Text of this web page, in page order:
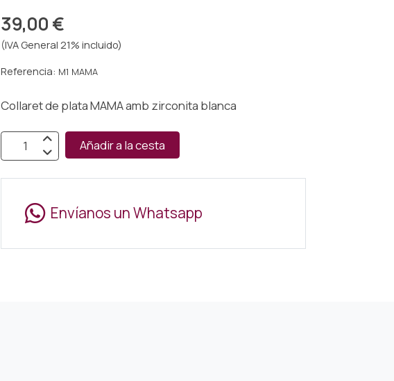
39,00 €
(IVA General 21% incluido)
Referencia: M1 MAMA
Collaret de plata MAMA amb zirconita blanca
Añadir a la cesta
Envíanos un Whatsapp